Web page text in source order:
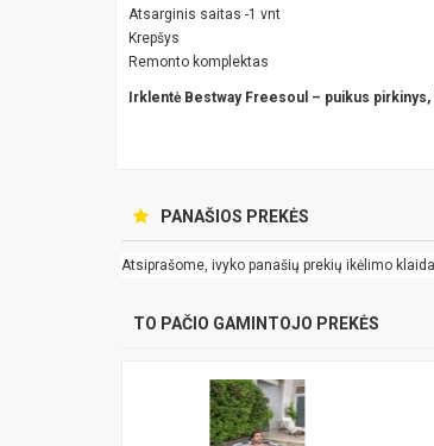
Atsarginis saitas -1 vnt
Krepšys
Remonto komplektas
Irklentė Bestway Freesoul – puikus
PANAŠIOS PREKĖS
Atsiprašome, ivyko panašių prekių ikėlimo
TO PAČIO GAMINTOJO PREKĖS